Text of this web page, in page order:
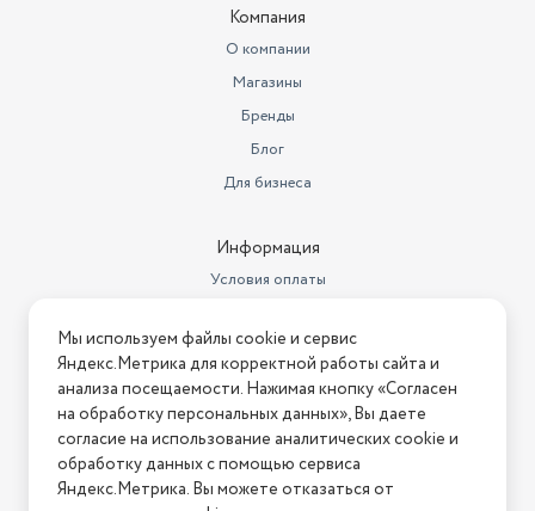
Компания
О компании
Магазины
Бренды
Блог
Для бизнеса
Информация
Условия оплаты
Условия возврата
Нашли ошибку на сайте? Напишите нам
2026 © Интернет-магазин "АстМаркет". У нас есть всё!
Мы используем файлы cookie и сервис
Яндекс.Метрика для корректной работы сайта и
анализа посещаемости. Нажимая кнопку «Согласен
на обработку персональных данных», Вы даете
согласие на использование аналитических cookie и
обработку данных с помощью сервиса
Яндекс.Метрика. Вы можете отказаться от